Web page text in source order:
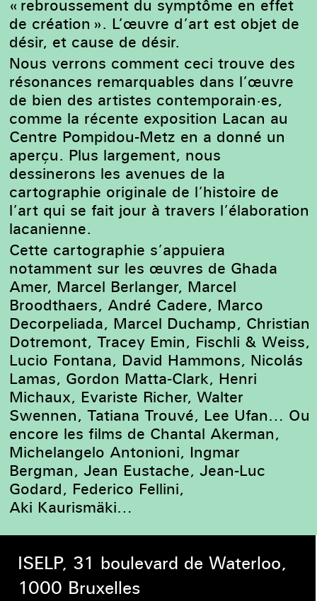
« rebroussement du symptôme en effet
de création ». L’œuvre d’art est objet de
désir, et cause de désir.
Nous verrons comment ceci trouve des
résonances remarquables dans l’œuvre
de bien des artistes contemporain·es,
comme la récente exposition Lacan au
Centre Pompidou-Metz en a donné un
aperçu. Plus largement, nous
dessinerons les avenues de la
cartographie originale de l’histoire de
l’art qui se fait jour à travers l’élaboration
lacanienne.
Cette cartographie s’appuiera
notamment sur les œuvres de Ghada
Amer, Marcel Berlanger, Marcel
Broodthaers, André Cadere, Marco
Decorpeliada, Marcel Duchamp, Christian
Dotremont, Tracey Emin, Fischli & Weiss,
Lucio Fontana, David Hammons, Nicolás
Lamas, Gordon Matta-Clark, Henri
Michaux, Evariste Richer, Walter
Swennen, Tatiana Trouvé, Lee Ufan… Ou
encore les films de Chantal Akerman,
Michelangelo Antonioni, Ingmar
Bergman, Jean Eustache, Jean-Luc
Godard, Federico Fellini,
Aki Kaurismäki…
ISELP, 31 boulevard de Waterloo,
1000 Bruxelles